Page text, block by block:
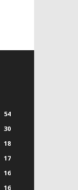
54
30
18
17
16
16